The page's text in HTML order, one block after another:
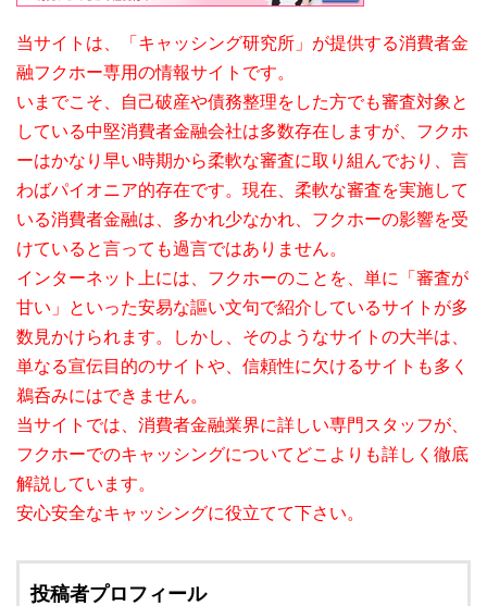
当サイトは、「キャッシング研究所」が提供する消費者金
融フクホー専用の情報サイトです。
いまでこそ、自己破産や債務整理をした方でも審査対象と
している中堅消費者金融会社は多数存在しますが、フクホ
ーはかなり早い時期から柔軟な審査に取り組んでおり、言
わばパイオニア的存在です。現在、柔軟な審査を実施して
いる消費者金融は、多かれ少なかれ、フクホーの影響を受
けていると言っても過言ではありません。
インターネット上には、フクホーのことを、単に「審査が
甘い」といった安易な謳い文句で紹介しているサイトが多
数見かけられます。しかし、そのようなサイトの大半は、
単なる宣伝目的のサイトや、信頼性に欠けるサイトも多く
鵜呑みにはできません。
当サイトでは、消費者金融業界に詳しい専門スタッフが、
フクホーでのキャッシングについてどこよりも詳しく徹底
解説しています。
安心安全なキャッシングに役立てて下さい。
投稿者プロフィール